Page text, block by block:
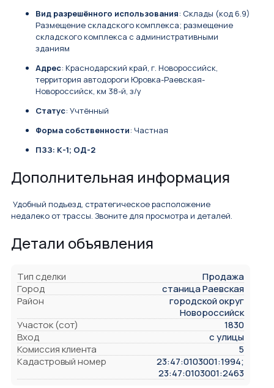
Вид разрешённого использования: Склады (код 6.9)
Размещение складского комплекса; размещение
складского комплекса с административными
зданиям
Адрес: Краснодарский край, г. Новороссийск,
территория автодороги Юровка-Раевская-
Новороссийск, км 38-й, з/у
Статус: Учтённый
Форма собственности: Частная
ПЗЗ: К-1; ОД-2
Дополнительная информация
Удобный подъезд, стратегическое расположение
недалеко от трассы. Звоните для просмотра и деталей.
Детали объявления
Тип сделки
Продажа
Город
станица Раевская
Район
городской округ
Новороссийск
Участок (сот)
1830
Вход
с улицы
Комиссия клиента
5
Кадастровый номер
23:47:0103001:1994;
23:47:0103001:2463